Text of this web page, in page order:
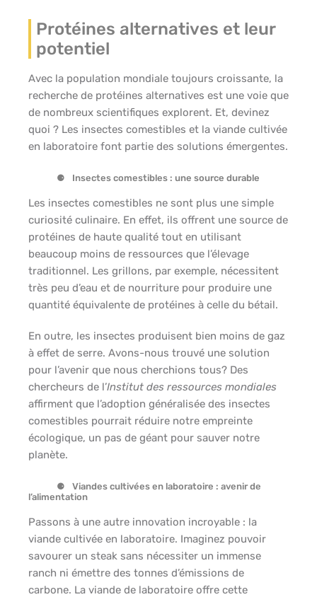
Protéines alternatives et leur
potentiel
Avec la population mondiale toujours croissante, la
recherche de protéines alternatives est une voie que
de nombreux scientifiques explorent. Et, devinez
quoi ? Les insectes comestibles et la viande cultivée
en laboratoire font partie des solutions émergentes.
Insectes comestibles : une source durable
Les insectes comestibles ne sont plus une simple
curiosité culinaire. En effet, ils offrent une source de
protéines de haute qualité tout en utilisant
beaucoup moins de ressources que l’élevage
traditionnel. Les grillons, par exemple, nécessitent
très peu d’eau et de nourriture pour produire une
quantité équivalente de protéines à celle du bétail.
En outre, les insectes produisent bien moins de gaz
à effet de serre. Avons-nous trouvé une solution
pour l’avenir que nous cherchions tous? Des
chercheurs de l’Institut des ressources mondiales
affirment que l’adoption généralisée des insectes
comestibles pourrait réduire notre empreinte
écologique, un pas de géant pour sauver notre
planète.
Viandes cultivées en laboratoire : avenir de
l’alimentation
Passons à une autre innovation incroyable : la
viande cultivée en laboratoire. Imaginez pouvoir
savourer un steak sans nécessiter un immense
ranch ni émettre des tonnes d’émissions de
carbone. La viande de laboratoire offre cette